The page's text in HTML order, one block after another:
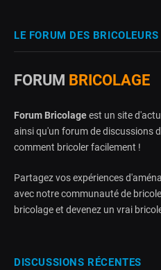
LE FORUM DES BRICOLEURS
FORUM BRICOLAGE
Forum Bricolageest un site
ainsi qu'un forum de discussions
comment bricoler facilement !
Partagez vos expériences
avec notre communauté de
bricolage et devenez un vrai
DISCUSSIONS RÉCENTES